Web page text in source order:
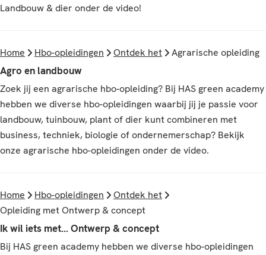
Landbouw & dier onder de video!
Home Hbo-opleidingen Ontdek het Agrarische opleiding
Agro en landbouw
Zoek jij een agrarische hbo-opleiding? Bij HAS green academy
hebben we diverse hbo-opleidingen waarbij jij je passie voor
landbouw, tuinbouw, plant of dier kunt combineren met
business, techniek, biologie of ondernemerschap? Bekijk
onze agrarische hbo-opleidingen onder de video.
Home Hbo-opleidingen
Ontdek het
Opleiding met Ontwerp & concept
Ik wil iets met... Ontwerp & concept
Bij HAS green academy hebben we diverse hbo-opleidingen